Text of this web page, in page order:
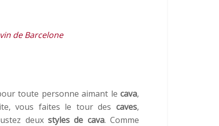
de Barcelone
toute personne aimant lecava,
vous faites le tour descaves,
deux styles de cava. Comme